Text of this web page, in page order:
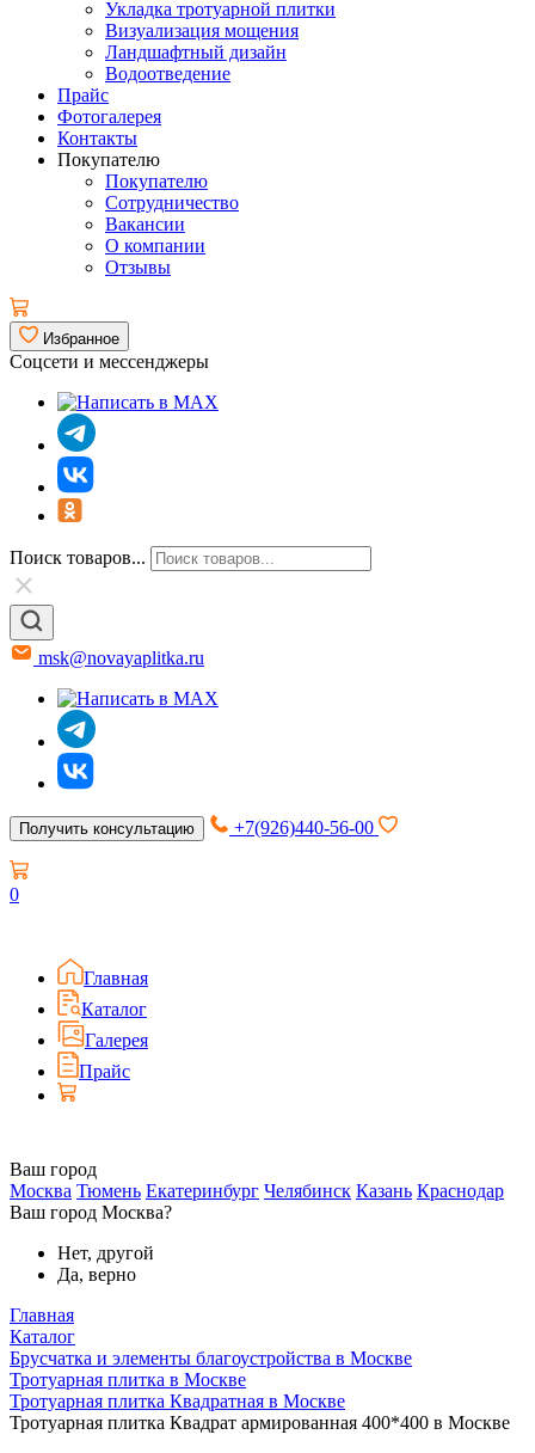
Укладка тротуарной плитки
Визуализация мощения
Ландшафтный дизайн
Водоотведение
Прайс
Фотогалерея
Контакты
Покупателю
Покупателю
Сотрудничество
Вакансии
О компании
Отзывы
Избранное
Соцсети и мессенджеры
Поиск товаров...
msk@novayaplitka.ru
Получить консультацию +7(926)440-56-00
0
Главная
Каталог
Галерея
Прайс
Ваш город
Москва Тюмень Екатеринбург Челябинск Казань Краснодар
Ваш город Москва?
Нет, другой
Да, верно
Главная
Каталог
Брусчатка и элементы благоустройства в Москве
Тротуарная плитка в Москве
Тротуарная плитка Квадратная в Москве
Тротуарная плитка Квадрат армированная 400*400 в Москве